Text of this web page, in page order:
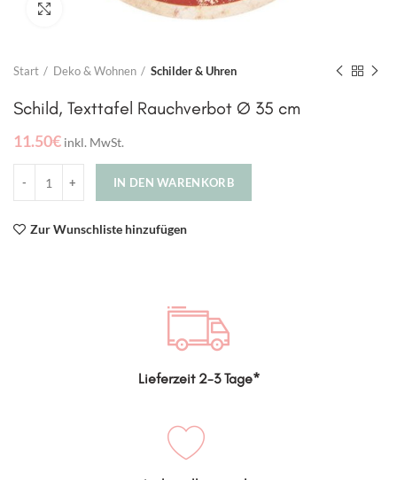
Click to enlarge
Start Deko & Wohnen Schilder & Uhren
Schild, Texttafel Rauchverbot Ø 35 cm
11.50€ inkl. MwSt.
IN DEN WARENKORB
Zur Wunschliste hinzufügen
Lieferzeit 2-3 Tage*